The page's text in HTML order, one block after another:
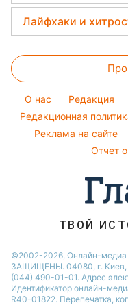
Потап
София Ротару
Новости Харькова
Новости Одессы
Новости Полтавы
Новости Черкассы
Новости Ровно
Новости Запорожья
Легкие десерты
Праздничное меню
Тесты по картинке
Оптические
Народные
Все о шоу-бизнесе
Прогноз погоды
Магнитные бури
Погода на сегодня
Погода на завтра
Пылевая буря
Лайфхаки и
Уборка
Комнатные
Авто
O нас Редакция
Редакционная
Реклама на сайте
Отчет
ТВОЙ
©2002-2026, Онлайн-медиа
ЗАЩИЩЕНЫ. 04080, г. Киев,
(044) 490-01-01. Адрес
Идентификатор онлайн-
R40-01822. Перепечатка,